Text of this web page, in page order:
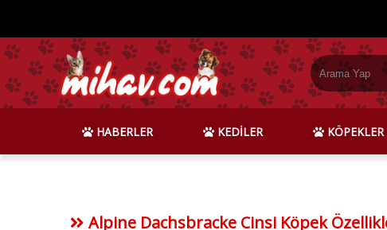
HABERLER KEDİLER KÖPEKLER
Alpine Dachsbracke Cinsi Köpek